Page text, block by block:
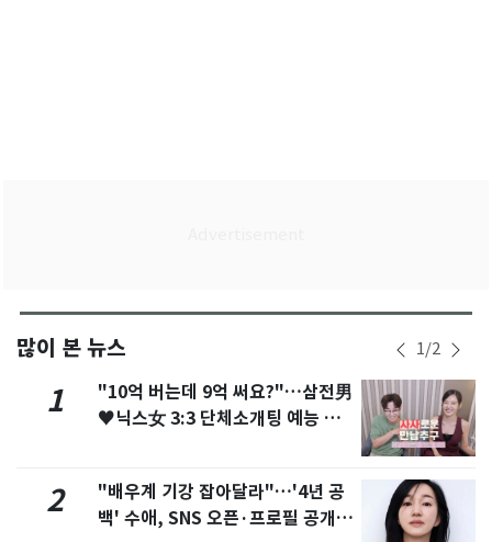
많이 본 뉴스 1/2
1
"10억 버는데 9억 써요?"…삼전男
♥닉스女 3:3 단체소개팅 예능 화
2
"배우계 기강 잡아달라"…'4년 공
백' 수애, SNS 오픈·프로필 공개